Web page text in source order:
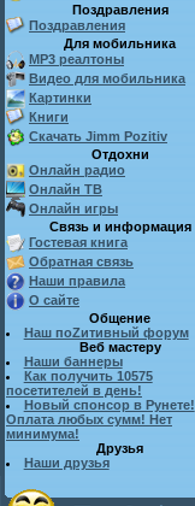
Поздравления
Поздравления
Для мобильника
MP3 реалтоны
Видео для мобильника
Картинки
Книги
Скачать Jimm Pozitiv
Отдохни
Онлайн радио
Онлайн ТВ
Онлайн игры
Связь и информация
Гостевая книга
Обратная связь
Наши правила
О сайте
Общение
Наш поZитивный форум
Веб мастеру
Наши баннеры
Как получить 10575
посетителей в день!
Новый спонсор в Рунете!
Оплата любых сумм! Нет
минимума!
Друзья
Наши друзья